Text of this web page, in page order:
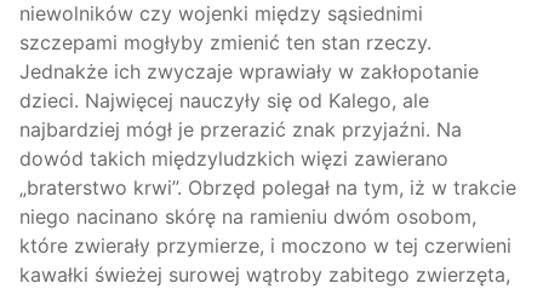
niewolników czy wojenki między sąsiednimi
szczepami mogłyby zmienić ten stan rzeczy.
Jednakże ich zwyczaje wprawiały w zakłopotanie
dzieci. Najwięcej nauczyły się od Kalego, ale
najbardziej mógł je przerazić znak przyjaźni. Na
dowód takich międzyludzkich więzi zawierano
„braterstwo krwi”. Obrzęd polegał na tym, iż w trakcie
niego nacinano skórę na ramieniu dwóm osobom,
które zwierały przymierze, i moczono w tej czerwieni
kawałki świeżej surowej wątroby zabitego zwierzęta,